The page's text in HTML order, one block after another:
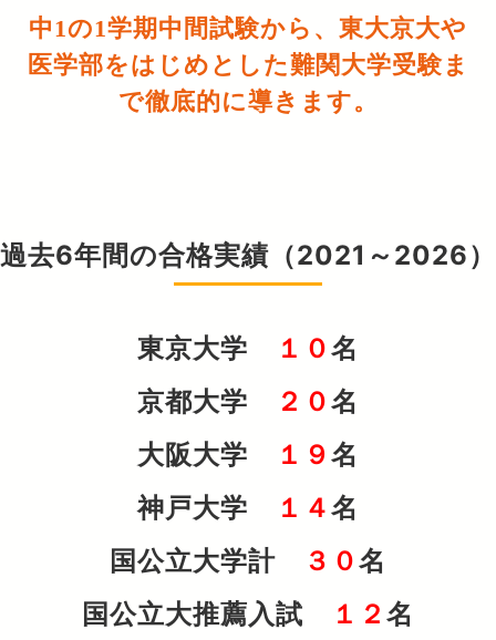
中1の1学期中間試験から、東大京大や
医学部をはじめとした難関大学受験ま
で徹底的に導きます。
過去6年間の合格実績（2021～2026）
東京大学 １０名
京都大学
２０名
大阪大学
１９ 名
神戸大学
１４名
国公立大学計
３０名
国公立大推薦入試
１２ 名